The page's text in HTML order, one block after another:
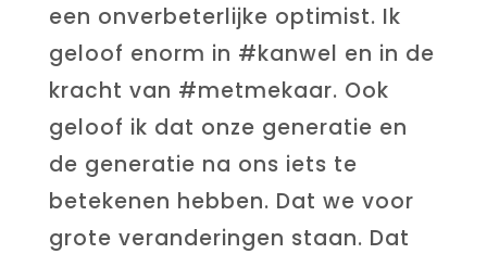
een onverbeterlijke optimist. Ik
geloof enorm in #kanwel en in de
kracht van #metmekaar. Ook
geloof ik dat onze generatie en
de generatie na ons iets te
betekenen hebben. Dat we voor
grote veranderingen staan. Dat